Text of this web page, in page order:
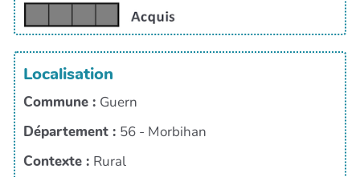
Localisation
Commune : Guern
Département : 56 - Morbihan
Contexte : Rural